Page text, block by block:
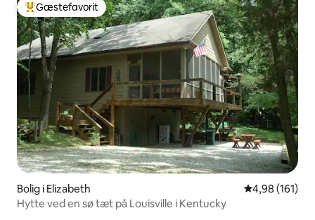
Bedste gæstefavorit
Gæstefavorit
Bolig i Elizabeth 4,98 ud af 5 i
4,98 (161)
Hytte ved en sø tæt på Louisville i Kentucky